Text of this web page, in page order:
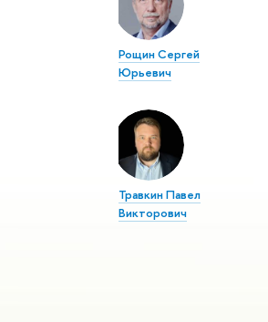
Рощин Сергей
Юрьевич
Травкин Павел
Викторович